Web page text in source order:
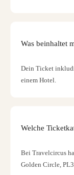
Was beinhaltet
Dein Ticket
einem Hotel.
Welche
Bei Travelcircus
Golden Circle,